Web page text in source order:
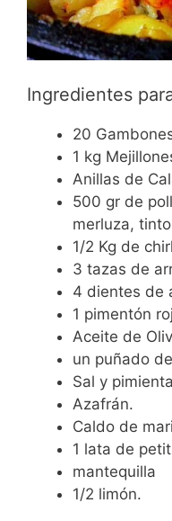
Ingredientes
20
1 kg
Anillas de
500 gr de
merluza,
1/2 Kg de
3 tazas de
4 dientes de
1 pimentón
Aceite de
un puñado
Sal y
Azafrán.
Caldo de
1 lata de
mantequilla
1/2 limón.